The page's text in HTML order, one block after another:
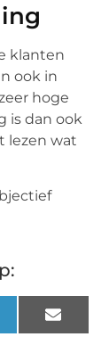
klanten
ook in
hoge
is dan ook
lezen wat
Email